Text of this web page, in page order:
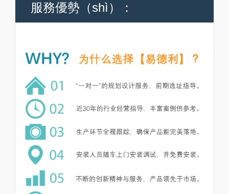
服務優勢（shì）：